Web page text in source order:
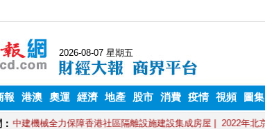
報 港澳 奧運 經濟 地產 股市 消費 疫情 視頻 圖集